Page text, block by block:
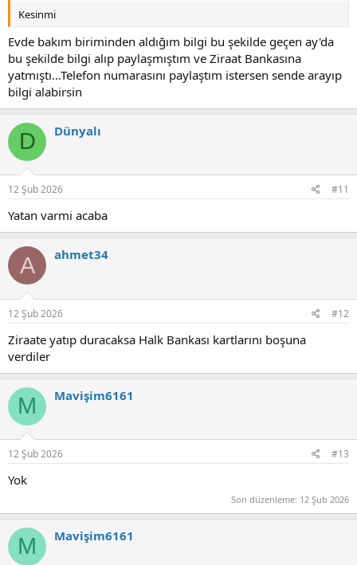
Kesinmi
Evde bakım biriminden aldığım bilgi bu şekilde geçen ay'da
bu şekilde bilgi alıp paylaşmıştım ve Ziraat Bankasına
yatmıştı...Telefon numarasını paylaştım istersen sende arayıp
bilgi alabirsin
D Dünyalı
12 Şub 2026 #11
Yatan varmi acaba
A ahmet34
12 Şub 2026 #12
Ziraate yatıp duracaksa Halk Bankası kartlarını boşuna
verdiler
M Mavişim6161
12 Şub 2026 #13
Yok
Son düzenleme: 12 Şub 2026
M Mavişim6161